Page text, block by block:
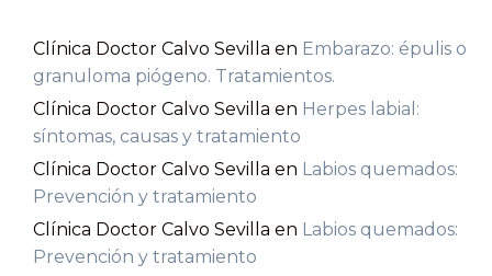
Clínica Doctor Calvo Sevilla en Embarazo: épulis o
granuloma piógeno. Tratamientos.
Clínica Doctor Calvo Sevilla en Herpes labial:
síntomas, causas y tratamiento
Clínica Doctor Calvo Sevilla en Labios quemados:
Prevención y tratamiento
Clínica Doctor Calvo Sevilla en Labios quemados:
Prevención y tratamiento